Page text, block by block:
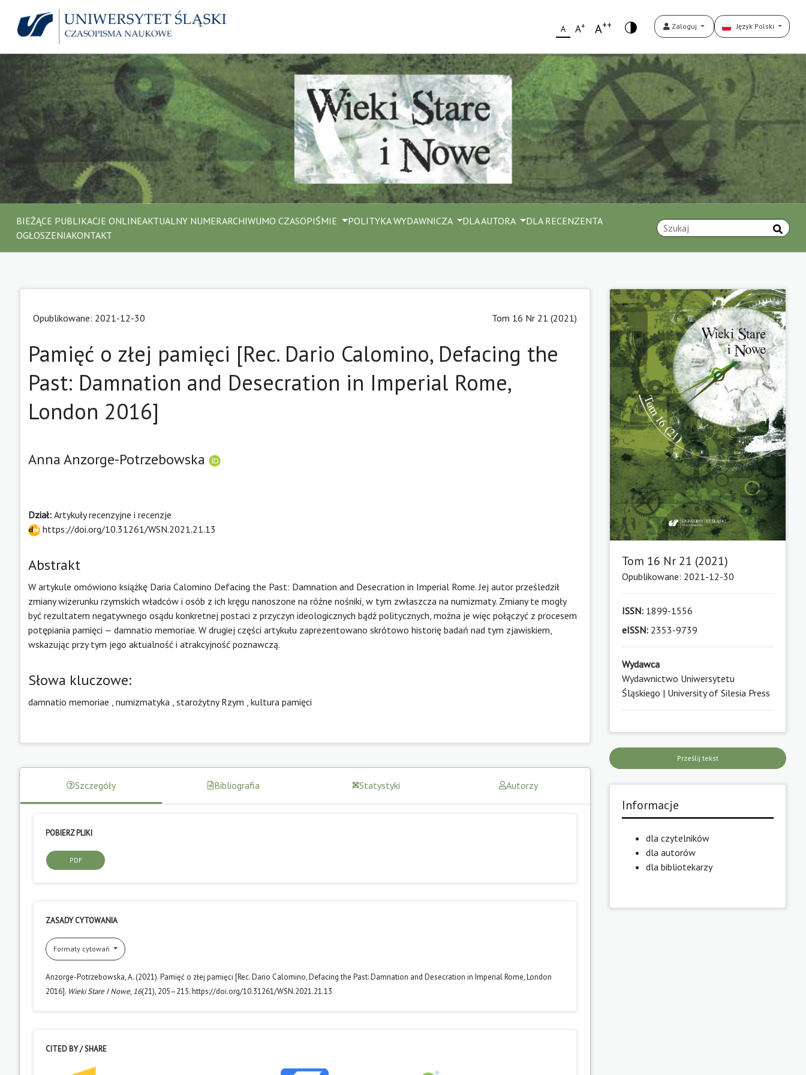
A A+ A++ Zaloguj Język Polski
BIEŻĄCE PUBLIKACJE ONLINEAKTUALNY NUMERARCHIWUMO CZASOPIŚMIE POLITYKA WYDAWNICZA DLA AUTORA
DLA RECENZENTA
OGŁOSZENIAKONTAKT
Opublikowane: 2021-12-30 Tom 16 Nr 21 (2021)
Pamięć o złej pamięci [Rec. Dario Calomino, Defacing the
Past: Damnation and Desecration in Imperial Rome,
London 2016]
Anna Anzorge-Potrzebowska
Dział: Artykuły recenzyjne i recenzje
https://doi.org/10.31261/WSN.2021.21.13
Abstrakt
W artykule omówiono książkę Daria Calomino Defacing the Past: Damnation and Desecration in Imperial Rome. Jej autor prześledził
zmiany wizerunku rzymskich władców i osób z ich kręgu nanoszone na różne nośniki, w tym zwłaszcza na numizmaty. Zmiany te mogły
być rezultatem negatywnego osądu konkretnej postaci z przyczyn ideologicznych bądź politycznych, można je więc połączyć z procesem
potępiania pamięci — damnatio memoriae. W drugiej części artykułu zaprezentowano skrótowo historię badań nad tym zjawiskiem,
wskazując przy tym jego aktualność i atrakcyjność poznawczą.
Słowa kluczowe:
damnatio memoriae numizmatyka starożytny Rzym kultura pamięci
Szczegóły Bibliografia Statystyki Autorzy
POBIERZ PLIKI
PDF
ZASADY CYTOWANIA
Formaty cytowań
Anzorge-Potrzebowska, A. (2021). Pamięć o złej pamięci [Rec. Dario Calomino, Defacing the Past: Damnation and Desecration in Imperial Rome, London
2016]. Wieki Stare I Nowe, 16(21), 205–215. https://doi.org/10.31261/WSN.2021.21.13
CITED BY / SHARE
Tom 16 Nr 21 (2021)
Opublikowane: 2021-12-30
ISSN:1899-1556
eISSN:2353-9739
Wydawca
Wydawnictwo Uniwersytetu
Śląskiego | University of Silesia Press
Prześlij tekst
Informacje
dla czytelników
dla autorów
dla bibliotekarzy